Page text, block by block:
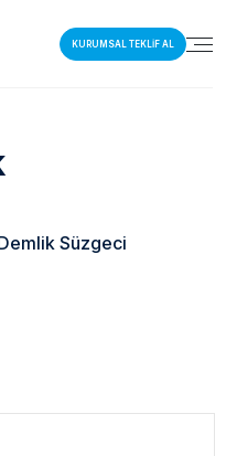
KURUMSAL TEKLİF AL
Süzgeci